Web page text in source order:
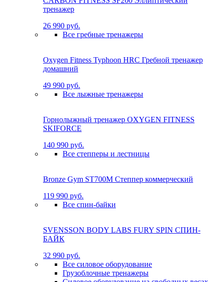
тренажер
26 990 руб.
Все гребные тренажеры
Oxygen Fitness Typhoon HRC Гребной тренажер
домашний
49 990 руб.
Все лыжные тренажеры
Горнолыжный тренажер OXYGEN FITNESS
SKIFORCE
140 990 руб.
Все степперы и лестницы
Bronze Gym ST700M Степпер коммерческий
119 990 руб.
Все спин-байки
SVENSSON BODY LABS FURY SPIN СПИН-
БАЙК
32 990 руб.
Все силовое оборудование
Грузоблочные тренажеры